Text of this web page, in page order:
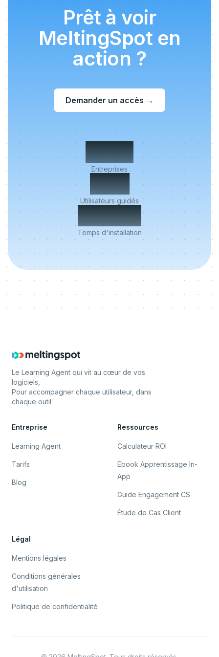
Prêt à voir
MeltingSpot en
action ?
Demander un accès →
500+
Entreprises
2M+
Utilisateurs guidés
< 5 min
Temps d'installation
Le Learning Agent qui vit au cœur de vos
logiciels,
Pour accompagner chaque utilisateur, dans
chaque outil.
Entreprise
Learning Agent
Tarifs
Blog
Ressources
Calculateur ROI
Ebook Apprentissage In-
App
Guide Engagement CS
Étude de Cas Client
Légal
Mentions légales
Conditions générales
d'utilisation
Politique de confidentialité